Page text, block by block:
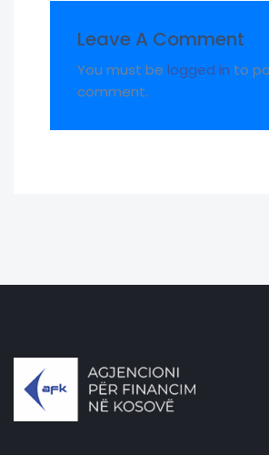
Leave A Comment
You must be logged in to
comment.